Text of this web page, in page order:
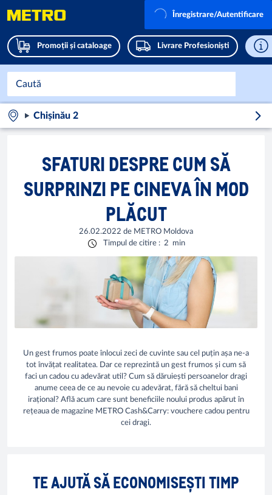
Promoții și cataloage Livrare Profesioniști
Înregistrare/Autentificare
Chișinău 2
SFATURI DESPRE CUM SĂ
SURPRINZI PE CINEVA ÎN MOD
PLĂCUT
26.02.2022 de METRO Moldova
Timpul de citire : 2 min
Un gest frumos poate înlocui zeci de cuvinte sau cel puțin așa ne-a
tot învățat realitatea. Dar ce reprezintă un gest frumos și cum să
faci un cadou cu adevărat util? Cum să dăruiești persoanelor dragi
anume ceea de ce au nevoie cu adevărat, fără să cheltui bani
irațional? Află acum care sunt beneficiile noului produs apărut în
rețeaua de magazine METRO Cash&Carry: vouchere cadou pentru
cei dragi.
TE AJUTĂ SĂ ECONOMISEȘTI TIMP